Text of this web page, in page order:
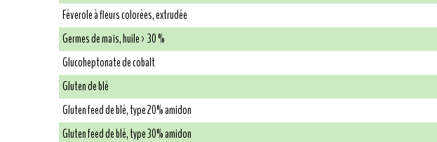
Féverole à fleurs colorées, extrudée
Germes de maïs, huile > 30 %
Glucoheptonate de cobalt
Gluten de blé
Gluten feed de blé, type 20% amidon
Gluten feed de blé, type 30% amidon